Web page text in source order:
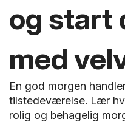
og start
med
En god morgen
tilstedeværelse. Lær
rolig og behagelig